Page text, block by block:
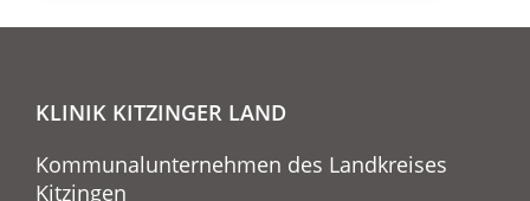
KLINIK KITZINGER LAND
Kommunalunternehmen des Landkreises
Kitzingen